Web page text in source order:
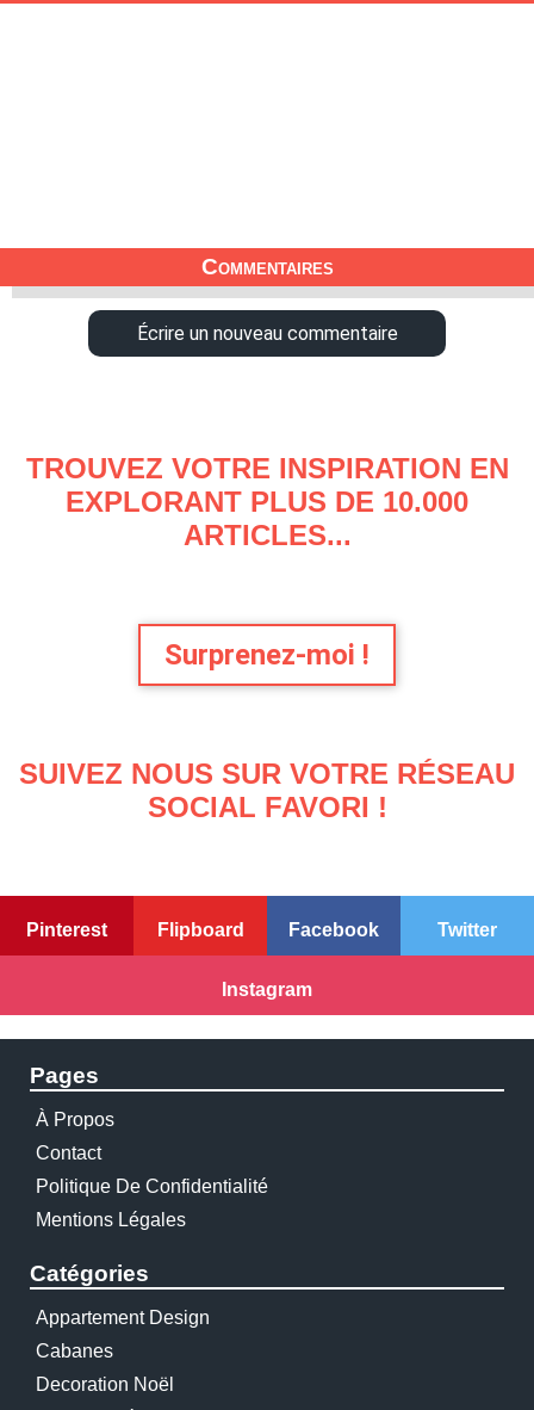
Commentaires
Écrire un nouveau commentaire
TROUVEZ VOTRE INSPIRATION EN
EXPLORANT PLUS DE 10.000
ARTICLES...
Surprenez-moi !
SUIVEZ NOUS SUR VOTRE RÉSEAU
SOCIAL FAVORI !
Pinterest Flipboard Facebook Twitter
Instagram
Pages
À Propos
Contact
Politique De Confidentialité
Mentions Légales
Catégories
Appartement Design
Cabanes
Decoration Noël